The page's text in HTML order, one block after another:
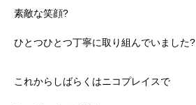
素敵な笑顔?
ひとつひとつ丁寧に取り組んでいました?
これからしばらくはニコプレイスで